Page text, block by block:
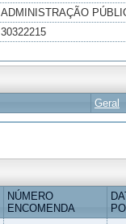
ADMINISTRAÇÃO
30322215
Geral
NÚMERO
ENCOMENDA